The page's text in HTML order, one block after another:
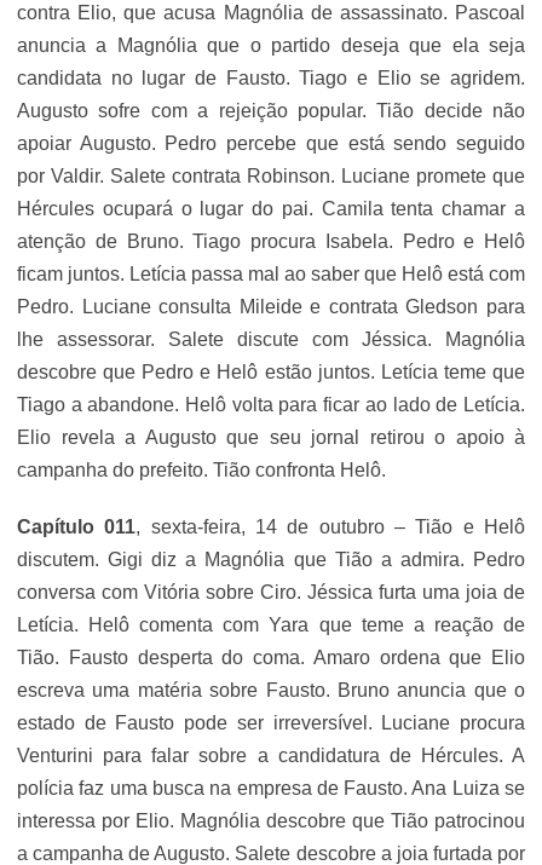
contra Elio, que acusa Magnólia de assassinato. Pascoal
anuncia a Magnólia que o partido deseja que ela seja
candidata no lugar de Fausto. Tiago e Elio se agridem.
Augusto sofre com a rejeição popular. Tião decide não
apoiar Augusto. Pedro percebe que está sendo seguido
por Valdir. Salete contrata Robinson. Luciane promete que
Hércules ocupará o lugar do pai. Camila tenta chamar a
atenção de Bruno. Tiago procura Isabela. Pedro e Helô
ficam juntos. Letícia passa mal ao saber que Helô está com
Pedro. Luciane consulta Mileide e contrata Gledson para
lhe assessorar. Salete discute com Jéssica. Magnólia
descobre que Pedro e Helô estão juntos. Letícia teme que
Tiago a abandone. Helô volta para ficar ao lado de Letícia.
Elio revela a Augusto que seu jornal retirou o apoio à
campanha do prefeito. Tião confronta Helô.
Capítulo 011, sexta-feira, 14 de outubro – Tião e Helô
discutem. Gigi diz a Magnólia que Tião a admira. Pedro
conversa com Vitória sobre Ciro. Jéssica furta uma joia de
Letícia. Helô comenta com Yara que teme a reação de
Tião. Fausto desperta do coma. Amaro ordena que Elio
escreva uma matéria sobre Fausto. Bruno anuncia que o
estado de Fausto pode ser irreversível. Luciane procura
Venturini para falar sobre a candidatura de Hércules. A
polícia faz uma busca na empresa de Fausto. Ana Luiza se
interessa por Elio. Magnólia descobre que Tião patrocinou
a campanha de Augusto. Salete descobre a joia furtada por